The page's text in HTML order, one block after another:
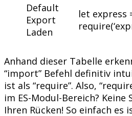
Default
Export
Laden
let express
Anhand dieser Tabelle
“import” Befehl definitiv
ist als “require”. Also,
im ES-Modul-Bereich? Keine
Ihren Rücken! So einfach es